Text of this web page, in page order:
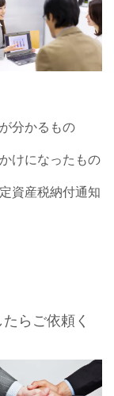
分かるもの
けになったもの
資産税納付通知
らご依頼く